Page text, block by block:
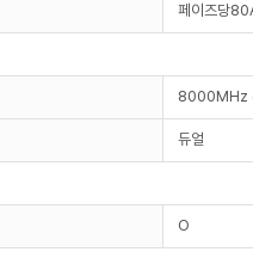
페이즈당
듀얼
O